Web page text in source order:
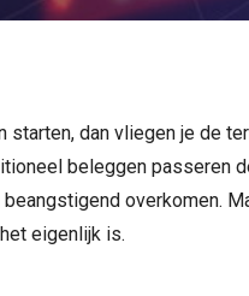
starten, dan vliegen je de
beleggen passeren
overkomen.
eigenlijk is.